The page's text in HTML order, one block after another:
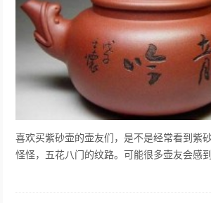
喜欢买紫砂壶的壶友们，是不是经常看到紫
怪怪，五花八门的纹路。可能很多壶友会感到